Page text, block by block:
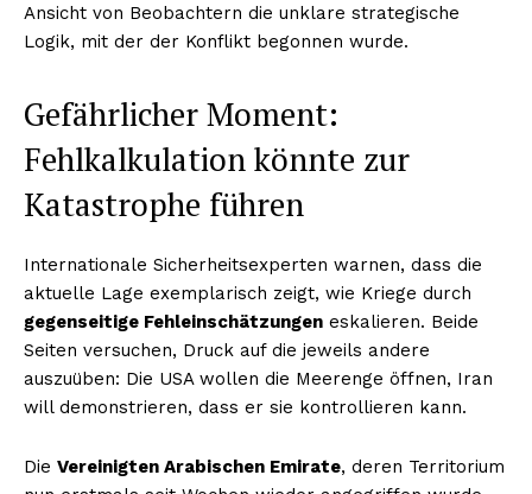
Ansicht von Beobachtern die unklare strategische
Logik, mit der der Konflikt begonnen wurde.
Gefährlicher Moment:
Fehlkalkulation könnte zur
Katastrophe führen
Internationale Sicherheitsexperten warnen, dass die
aktuelle Lage exemplarisch zeigt, wie Kriege durch
gegenseitige Fehleinschätzungen eskalieren. Beide
Seiten versuchen, Druck auf die jeweils andere
auszuüben: Die USA wollen die Meerenge öffnen, Iran
will demonstrieren, dass er sie kontrollieren kann.
Die Vereinigten Arabischen Emirate, deren Territorium